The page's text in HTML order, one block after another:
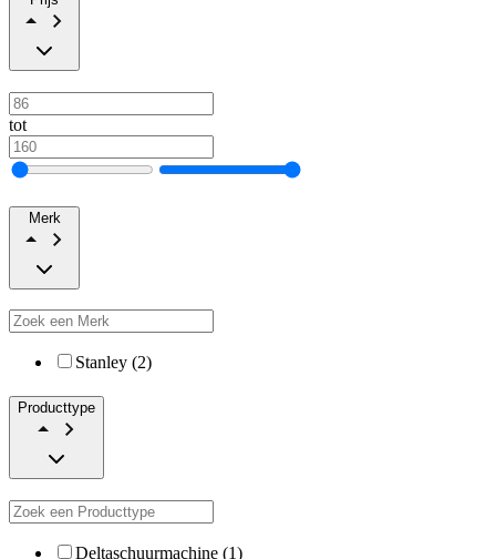
tot
Merk
Stanley (2)
Producttype
Deltaschuurmachine (1)